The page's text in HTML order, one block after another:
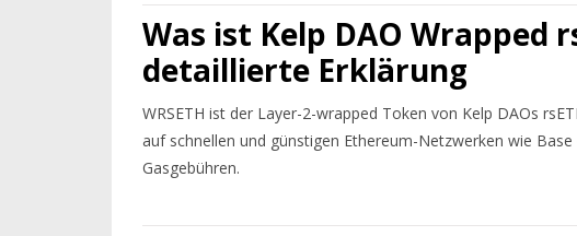
Was ist Kelp DAO Wrapped
detaillierte Erklärung
WRSETH ist der Layer-2-wrapped Token von Kelp DAOs
auf schnellen und günstigen Ethereum-Netzwerken wie
Gasgebühren.